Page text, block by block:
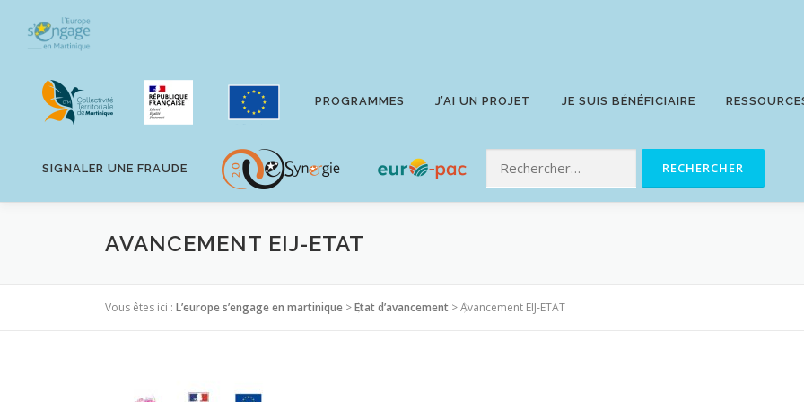
contenu
PROGRAMMES J’AI UN PROJET JE SUIS BÉNÉFICIAIRE
SIGNALER UNE FRAUDE
AVANCEMENT EIJ-ETAT
Vous êtes ici : L’europe s’engage en martinique >Etat d’avancement >Avancement EIJ-ETAT